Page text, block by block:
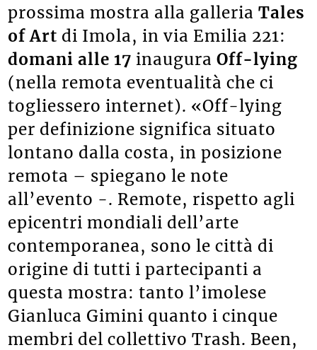
prossima mostra alla galleriaTales
of Art di Imola, in via Emilia 221:
domani alle 17 inauguraOff-lying
(nella remota eventualità che ci
togliessero internet). «Off-lying
per definizione significa situato
lontano dalla costa, in posizione
remota – spiegano le note
all’evento -. Remote, rispetto agli
epicentri mondiali dell’arte
contemporanea, sono le città di
origine di tutti i partecipanti a
questa mostra: tanto l’imolese
Gianluca Gimini quanto i cinque
membri del collettivo Trash. Been,